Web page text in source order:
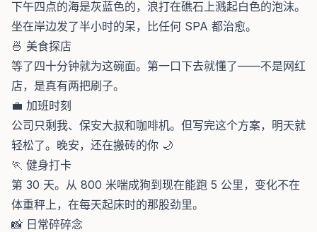
下午四点的海是灰蓝色的，浪打在礁石上溅起白色的泡沫。
坐在岸边发了半小时的呆，比任何 SPA 都治愈。
🍜 美食探店
等了四十分钟就为这碗面。第一口下去就懂了——不是网红
店，是真有两把刷子。
💼 加班时刻
公司只剩我、保安大叔和咖啡机。但写完这个方案，明天就
轻松了。晚安，还在搬砖的你 🌙
🏃 健身打卡
第 30 天。从 800 米喘成狗到现在能跑 5 公里，变化不在
体重秤上，在每天起床时的那股劲里。
📸 日常碎碎念